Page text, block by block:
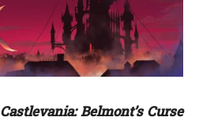
Castlevania: Belmont’s Curse